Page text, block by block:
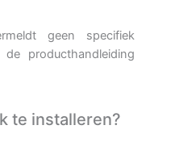
geen specifiek
de producthandleiding
te installeren?